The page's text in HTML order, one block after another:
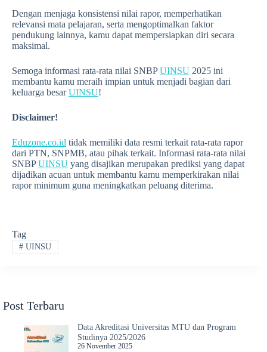
Dengan menjaga konsistensi nilai rapor, memperhatikan
relevansi mata pelajaran, serta mengoptimalkan faktor
pendukung lainnya, kamu dapat mempersiapkan diri secara
maksimal.
Semoga informasi rata-rata nilai SNBPUINSU 2025 ini
membantu kamu meraih impian untuk menjadi bagian dari
keluarga besarUINSU!
Disclaimer!
Eduzone.co.id tidak memiliki data resmi terkait rata-rata rapor
dari PTN, SNPMB, atau pihak terkait. Informasi rata-rata nilai
SNBPUINSU yang disajikan merupakan prediksi yang dapat
dijadikan acuan untuk membantu kamu memperkirakan nilai
rapor minimum guna meningkatkan peluang diterima.
Tag
#UINSU
Post Terbaru
Data Akreditasi Universitas MTU dan Program
Studinya 2025/2026
26 November 2025